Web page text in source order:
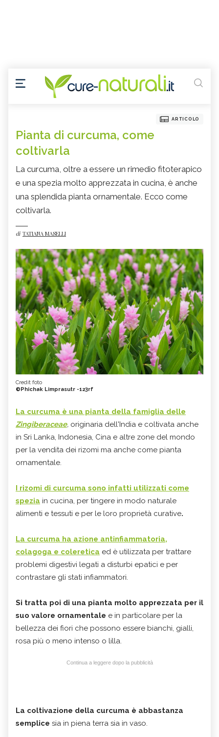
ARTICOLO
Pianta di curcuma, come
coltivarla
La curcuma, oltre a essere un rimedio fitoterapico
e una spezia molto apprezzata in cucina, è anche
una splendida pianta ornamentale. Ecco come
coltivarla.
di TATIANA MASELLI
Credit foto
©Phichak Limprasutr -123rf
La curcuma è una pianta della famiglia delle
Zingiberaceae, originaria dell'India e coltivata anche
in Sri Lanka, Indonesia, Cina e altre zone del mondo
per la vendita dei rizomi ma anche come pianta
ornamentale.
I rizomi di curcuma sono infatti utilizzati come
spezia in cucina, per tingere in modo naturale
alimenti e tessuti e per le loro proprietà curative.
La curcuma ha azione antinfiammatoria,
colagoga e coleretica ed è utilizzata per trattare
problemi digestivi legati a disturbi epatici e per
contrastare gli stati infiammatori.
Si tratta poi di una pianta molto apprezzata per il
suo valore ornamentale e in particolare per la
bellezza dei fiori che possono essere bianchi, gialli,
rosa più o meno intenso o lilla.
Continua a leggere dopo la pubblicità
La coltivazione della curcuma è abbastanza
semplice sia in piena terra sia in vaso.